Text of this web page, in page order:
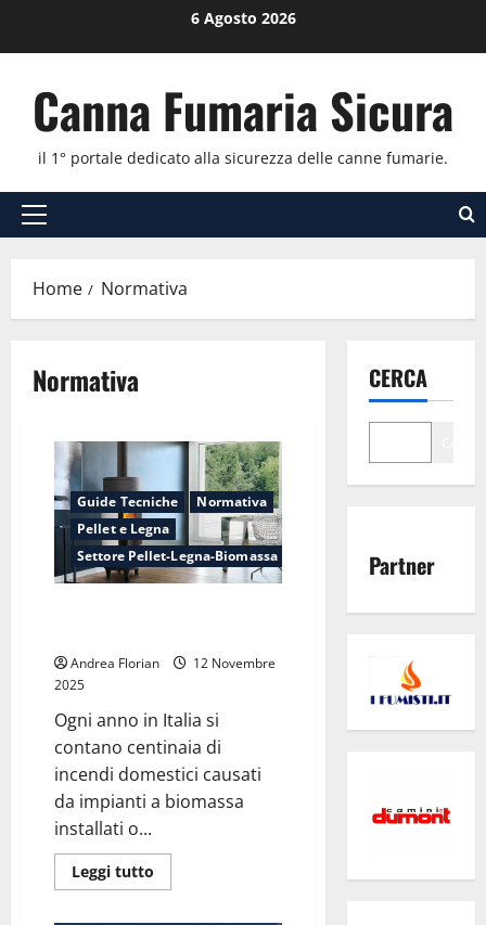
6 Agosto 2026
Canna Fumaria Sicura
il 1° portale dedicato alla sicurezza delle canne fumarie.
Menu
Home Normativa
Normativa
Guide Tecniche
Normativa
Pellet e Legna
Settore Pellet-Legna-Biomassa
Andrea Florian
12 Novembre
2025
Ogni anno in Italia si
contano centinaia di
incendi domestici causati
da impianti a biomassa
installati o...
Leggi tutto
di
CERCA
Partner